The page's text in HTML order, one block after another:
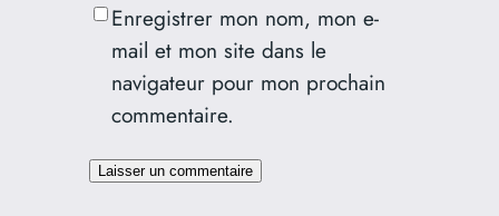
Enregistrer mon nom, mon e-
mail et mon site dans le
navigateur pour mon prochain
commentaire.